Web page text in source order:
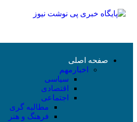
صفحه اصلی
اخبارمهم
سیاسی
اقتصادی
اجتماعی
مطالبه گری
فرهنگ و هنر